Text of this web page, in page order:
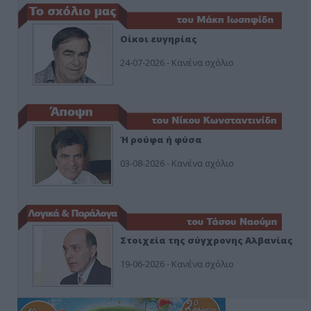
Οίκοι ευγηρίας
24-07-2026 - Κανένα σχόλιο
Ή ρούφα ή φύσα
03-08-2026 - Κανένα σχόλιο
Στοιχεία της σύγχρονης Αλβανίας
19-06-2026 - Κανένα σχόλιο